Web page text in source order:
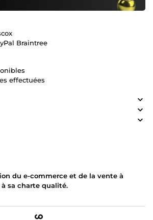
Braintree
effectuées
du e-commerce et de la vente à
sa charte qualité.